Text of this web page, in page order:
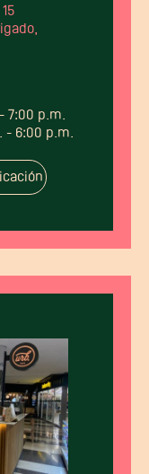
7:00 p.m.
- 6:00 p.m.